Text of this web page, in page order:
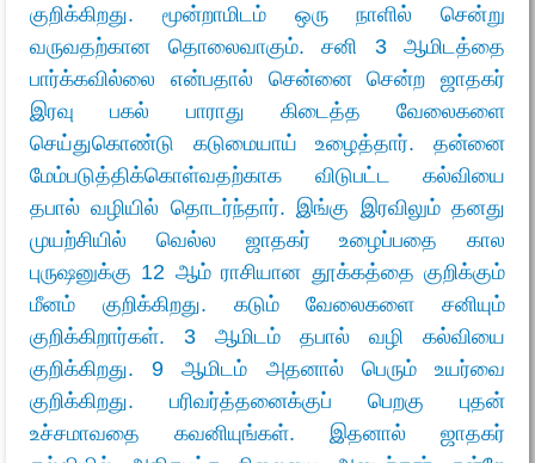
குறிக்கிறது. மூன்றாமிடம் ஒரு நாளில் சென்று
வருவதற்கான தொலைவாகும். சனி 3 ஆமிடத்தை
பார்க்கவில்லை என்பதால் சென்னை சென்ற ஜாதகர்
இரவு பகல் பாராது கிடைத்த வேலைகளை
செய்துகொண்டு கடுமையாய் உழைத்தார். தன்னை
மேம்படுத்திக்கொள்வதற்காக விடுபட்ட கல்வியை
தபால் வழியில் தொடர்ந்தார். இங்கு இரவிலும் தனது
முயற்சியில் வெல்ல ஜாதகர் உழைப்பதை கால
புருஷனுக்கு 12 ஆம் ராசியான தூக்கத்தை குறிக்கும்
மீனம் குறிக்கிறது. கடும் வேலைகளை சனியும்
குறிக்கிறார்கள். 3 ஆமிடம் தபால் வழி கல்வியை
குறிக்கிறது. 9 ஆமிடம் அதனால் பெரும் உயர்வை
குறிக்கிறது. பரிவர்த்தனைக்குப் பெறகு புதன்
உச்சமாவதை கவனியுங்கள். இதனால் ஜாதகர்